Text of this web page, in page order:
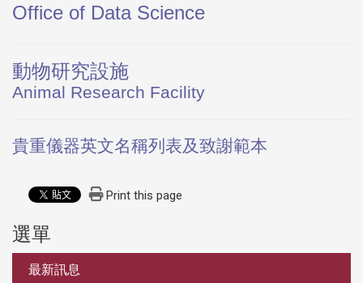
Office of Data Science
動物研究設施
Animal Research Facility
貴重儀器英文名稱列表及致謝範本
Print this page
選單
最新訊息